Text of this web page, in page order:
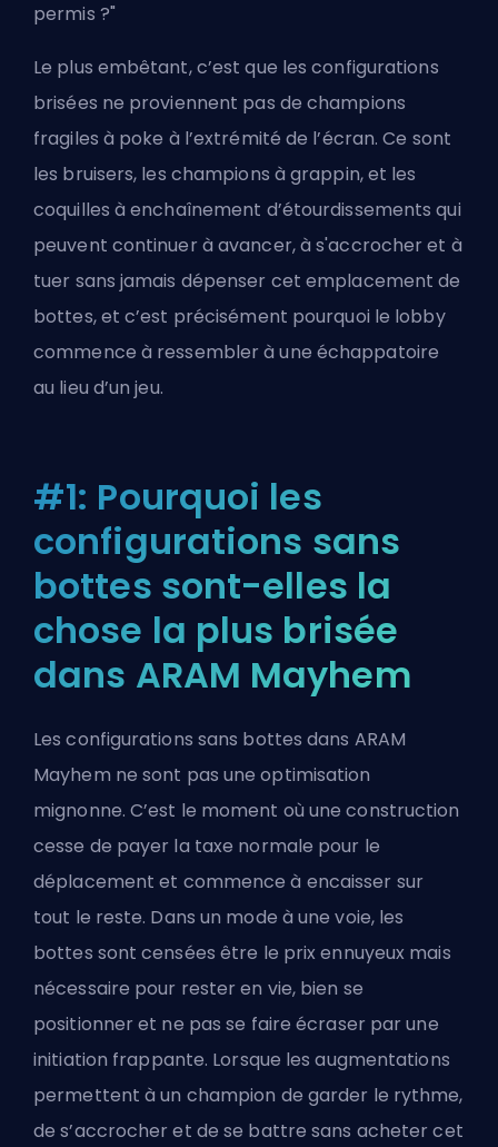
permis ?"
Le plus embêtant, c’est que les configurations
brisées ne proviennent pas de champions
fragiles à poke à l’extrémité de l’écran. Ce sont
les bruisers, les champions à grappin, et les
coquilles à enchaînement d’étourdissements qui
peuvent continuer à avancer, à s'accrocher et à
tuer sans jamais dépenser cet emplacement de
bottes, et c’est précisément pourquoi le lobby
commence à ressembler à une échappatoire
au lieu d’un jeu.
#1: Pourquoi les
configurations sans
bottes sont-elles la
chose la plus brisée
dans ARAM Mayhem
Les configurations sans bottes dans ARAM
Mayhem ne sont pas une optimisation
mignonne. C’est le moment où une construction
cesse de payer la taxe normale pour le
déplacement et commence à encaisser sur
tout le reste. Dans un mode à une voie, les
bottes sont censées être le prix ennuyeux mais
nécessaire pour rester en vie, bien se
positionner et ne pas se faire écraser par une
initiation frappante. Lorsque les augmentations
permettent à un champion de garder le rythme,
de s’accrocher et de se battre sans acheter cet